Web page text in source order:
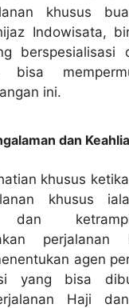
khusus
Indowisata,
berspesialisasi
bisa
ini.
dan
khusus
khusus
dan
agen
yang bisa
Haji